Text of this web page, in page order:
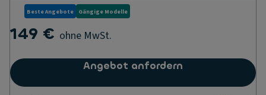
Beste Angebote Gängige Modelle
149 € ohne MwSt.
Angebot anfordern